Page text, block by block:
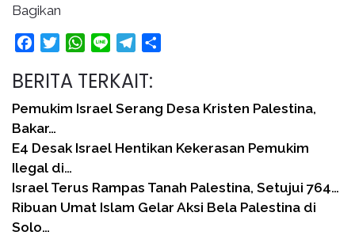
Bagikan
FacebookTwitterWhatsApp
Line Telegram
BERITA TERKAIT:
Pemukim Israel Serang Desa Kristen Palestina,
Bakar…
E4 Desak Israel Hentikan Kekerasan Pemukim
Ilegal di…
Israel Terus Rampas Tanah Palestina, Setujui 764…
Ribuan Umat Islam Gelar Aksi Bela Palestina di
Solo…